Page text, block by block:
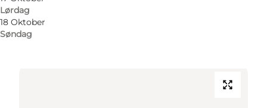
Lørdag
18 Oktober
Søndag